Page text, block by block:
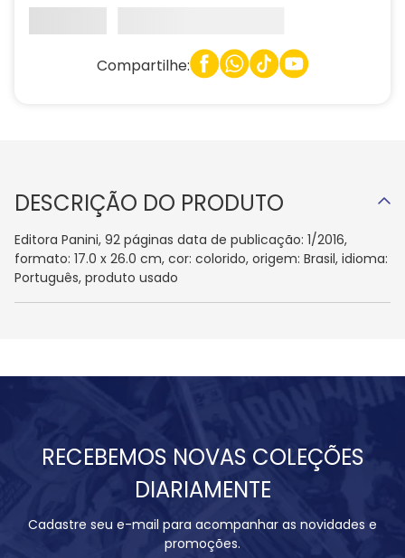
Compartilhe:
DESCRIÇÃO DO PRODUTO
Editora Panini, 92 páginas data de publicação: 1/2016,
formato: 17.0 x 26.0 cm, cor: colorido, origem: Brasil, idioma:
Português, produto usado
RECEBEMOS NOVAS COLEÇÕES
DIARIAMENTE
Cadastre seu e-mail para acompanhar as novidades e
promoções.